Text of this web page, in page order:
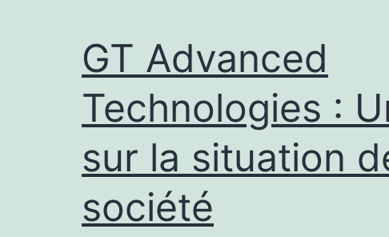
GT Advanced
Technologies :
sur la situation
société